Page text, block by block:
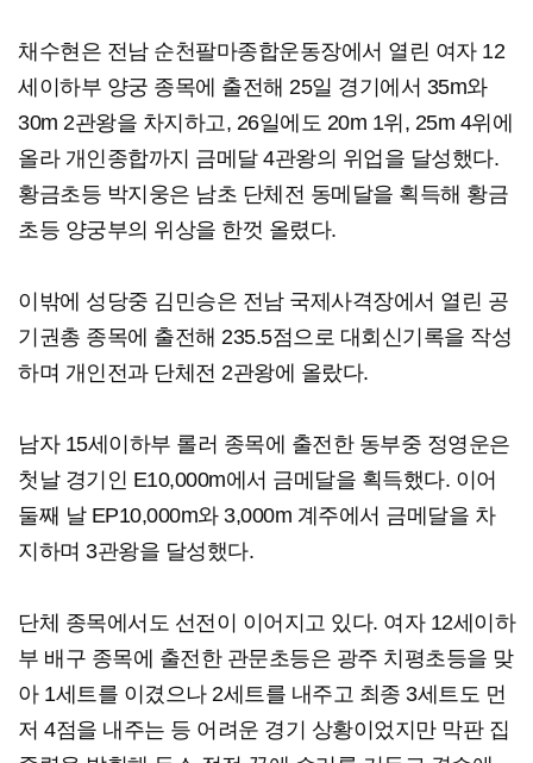
채수현은 전남 순천팔마종합운동장에서 열린 여자 12
세이하부 양궁 종목에 출전해 25일 경기에서 35m와
30m 2관왕을 차지하고, 26일에도 20m 1위, 25m 4위에
올라 개인종합까지 금메달 4관왕의 위업을 달성했다.
황금초등 박지웅은 남초 단체전 동메달을 획득해 황금
초등 양궁부의 위상을 한껏 올렸다.
이밖에 성당중 김민승은 전남 국제사격장에서 열린 공
기권총 종목에 출전해 235.5점으로 대회신기록을 작성
하며 개인전과 단체전 2관왕에 올랐다.
남자 15세이하부 롤러 종목에 출전한 동부중 정영운은
첫날 경기인 E10,000m에서 금메달을 획득했다. 이어
둘째 날 EP10,000m와 3,000m 계주에서 금메달을 차
지하며 3관왕을 달성했다.
단체 종목에서도 선전이 이어지고 있다. 여자 12세이하
부 배구 종목에 출전한 관문초등은 광주 치평초등을 맞
아 1세트를 이겼으나 2세트를 내주고 최종 3세트도 먼
저 4점을 내주는 등 어려운 경기 상황이었지만 막판 집